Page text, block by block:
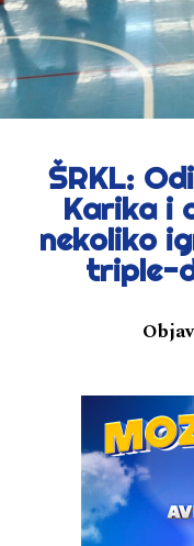
ŠRKL:
Karika i
nekoliko
triple-